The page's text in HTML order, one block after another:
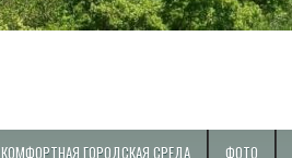
КОМФОРТНАЯ ГОРОДСКАЯ СРЕДА ФОТО